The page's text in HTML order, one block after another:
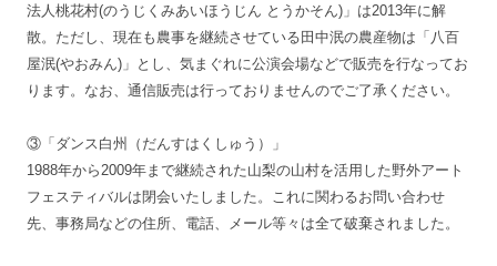
法人桃花村(のうじくみあいほうじん とうかそん)」は2013年に解
散。ただし、現在も農事を継続させている田中泯の農産物は「八百
屋泯(やおみん)」とし、気まぐれに公演会場などで販売を行なってお
ります。なお、通信販売は行っておりませんのでご了承ください。
③「ダンス白州（だんすはくしゅう）」
1988年から2009年まで継続された山梨の山村を活用した野外アート
フェスティバルは閉会いたしました。これに関わるお問い合わせ
先、事務局などの住所、電話、メール等々は全て破棄されました。